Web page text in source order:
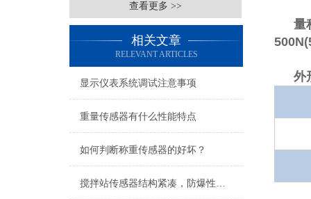
查看更多 >>
相关文章
RELEVANT ARTICLES
显示仪表系统调试注意事项
重量传感器有什么性能特点
如何判断称重传感器的好坏？
搅拌站传感器结构紧凑，防爆性能高
量
外